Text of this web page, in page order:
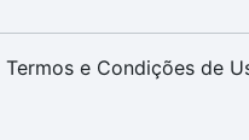
Termos e Condições de